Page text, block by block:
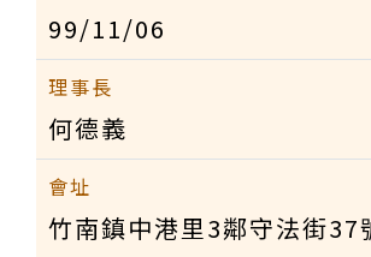
99/11/06
何德義
竹南鎮中港里3鄰守法街37